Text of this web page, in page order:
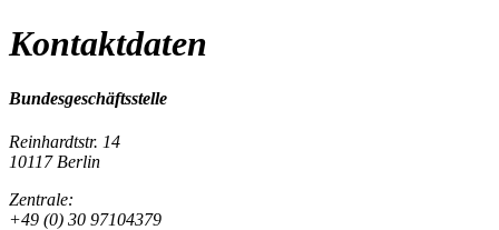
Kontaktdaten
Bundesgeschäftsstelle
Reinhardtstr. 14
10117 Berlin
Zentrale:
+49 (0) 30 97104379